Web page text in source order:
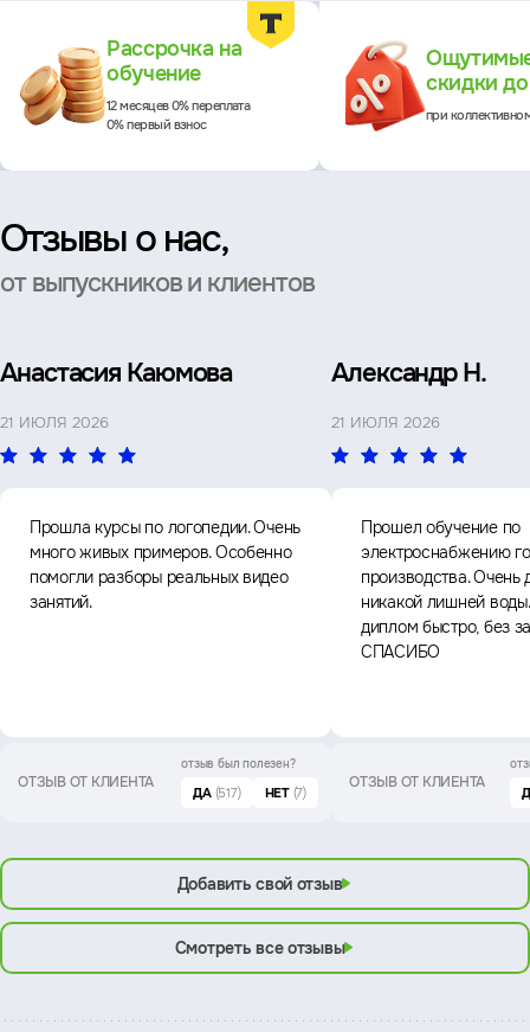
Рассрочка на
обучение
12 месяцев 0% переплата
0% первый взнос
скидки
при
Отзывы о нас,
от выпускников и клиентов
Анастасия Каюмова
21 ИЮЛЯ 2026
Прошла курсы по логопедии. Очень
много живых примеров. Особенно
помогли разборы реальных видео
занятий.
ОТЗЫВ ОТ КЛИЕНТА
отзыв был полезен?
ДА (517) НЕТ (7)
Александр Н.
21 ИЮЛЯ 2026
Прошел обучение по
электроснабжению
производства. Очень
никакой лишней
диплом быстро, без
СПАСИБО
ОТЗЫВ ОТ КЛИЕНТА
Добавить свой отзыв
Смотреть все отзывы